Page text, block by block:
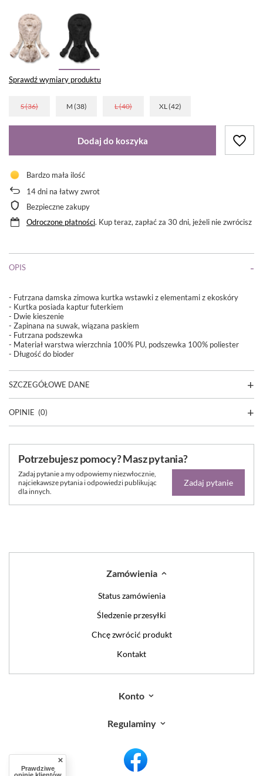
Sprawdź wymiary produktu
S (36) M (38) L (40) XL (42)
Dodaj do koszyka
Bardzo mała ilość
14dni na łatwy zwrot
Bezpieczne zakupy
Odroczone płatności. Kup teraz, zapłać za 30 dni, jeżeli nie zwrócisz
OPIS
- Futrzana damska zimowa kurtka wstawki z elementami z ekoskóry
- Kurtka posiada kaptur futerkiem
- Dwie kieszenie
- Zapinana na suwak, wiązana paskiem
- Futrzana podszewka
- Materiałwarstwa wierzchnia 100% PU, podszewka 100% poliester
- Długość do bioder
SZCZEGÓŁOWE DANE
OPINIE (0)
Potrzebujesz pomocy? Masz pytania?
Zadaj pytanie a my odpowiemy niezwłocznie,
najciekawsze pytania i odpowiedzi publikując
dla innych.
Zadaj pytanie
Zamówienia
Status zamówienia
Śledzenie przesyłki
Chcę zwrócić produkt
Kontakt
Konto
Regulaminy
Prawdziwe